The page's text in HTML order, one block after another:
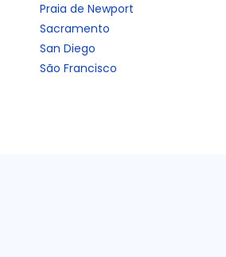
Praia de Newport
Sacramento
San Diego
São Francisco